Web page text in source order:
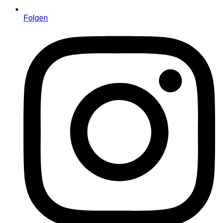
Folgen